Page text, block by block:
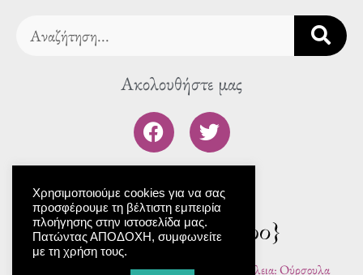
Search
Ακολουθήστε μας
F
a
c
b
o
o
k
T
w
i
t
r
© 2024 | All rights reserved | Γραφιστική επιμέλεια: Ούρσουλα
Χρησιμοποιούμε cookies για να σας
προσφέρουμε τη βέλτιστη εμπειρία
πλοήγησης στην ιστοσελίδα μας.
Πατώντας ΑΠΟΔΟΧΗ, συμφωνείτε
με τη χρήση τους.